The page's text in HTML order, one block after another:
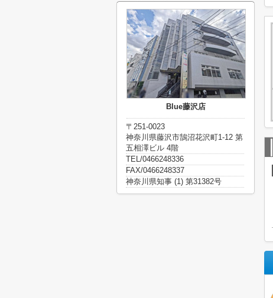
Blue藤沢店
〒251-0023
神奈川県藤沢市鵠沼花沢町1-12 第
五相澤ビル 4階
TEL/0466248336
FAX/0466248337
神奈川県知事 (1) 第31382号